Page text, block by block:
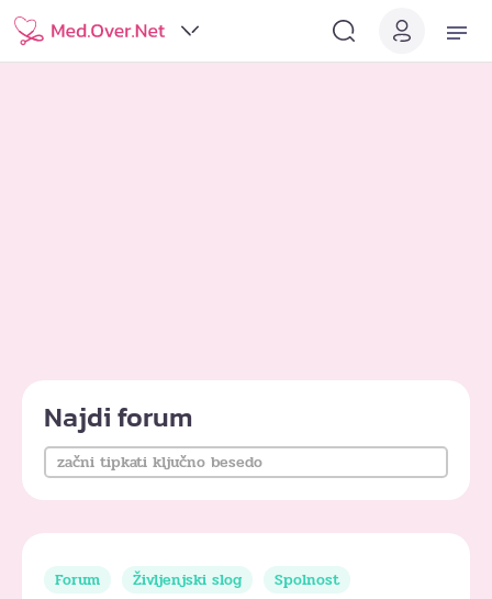
Najdi forum
Forum Življenjski slog
Spolnost